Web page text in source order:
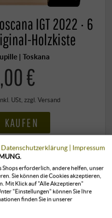
IGT 2022 · 6
Holzkiste
| Toskana
€
USt, zzgl. Versand
KAUFEN
Datenschutzerklärung | Impressum
Shops erforderlich, andere helfen, unser
Sie können die Cookies akzeptieren,
Mit Klick auf "Alle Akzeptieren"
"Einstellungen" können Sie Ihre
finden Sie in unserer